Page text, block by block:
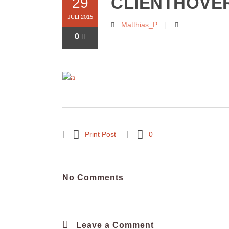
JULI 2015
0
Matthias_P
Print Post 0
No Comments
Leave a Comment